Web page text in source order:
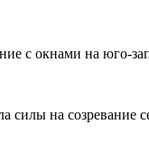
с окнами на юго-
силы на созревание